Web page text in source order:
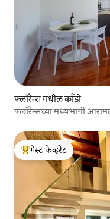
फ्लॉरेन्स मधील काँडो
फ्लॉरेन्सच्या मध्यभागी
टॉप गेस्ट फेव्हरेट
गेस्ट फेव्हरेट